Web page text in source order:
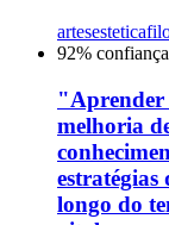
artesestetica
92% confiança
"Aprender
melhoria
estratégias
longo do